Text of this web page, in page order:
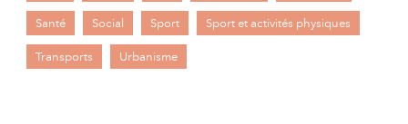
Santé Social Sport Sport et activités physiques
Transports Urbanisme